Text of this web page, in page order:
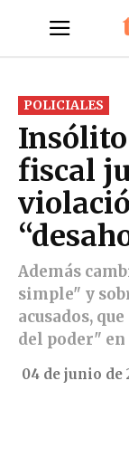
POLICIALES
fiscal
Además
simple" y
acusados,
del poder" en
04 de junio de